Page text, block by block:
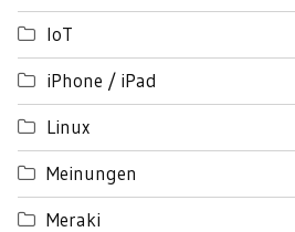
IoT
iPhone / iPad
Linux
Meinungen
Meraki